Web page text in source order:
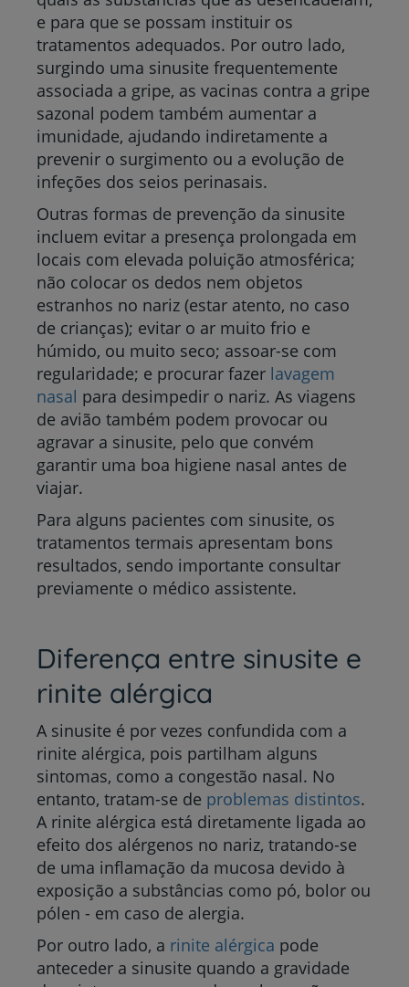
e para que se possam instituir os
tratamentos adequados. Por outro lado,
surgindo uma sinusite frequentemente
associada a gripe, as vacinas contra a gripe
sazonal podem também aumentar a
imunidade, ajudando indiretamente a
prevenir o surgimento ou a evolução de
infeções dos seios perinasais.
Outras formas de prevenção da sinusite
incluem evitar a presença prolongada em
locais com elevada poluição atmosférica;
não colocar os dedos nem objetos
estranhos no nariz (estar atento, no caso
de crianças); evitar o ar muito frio e
húmido, ou muito seco; assoar-se com
regularidade; e procurar fazer lavagem
nasal para desimpedir o nariz. As viagens
de avião também podem provocar ou
agravar a sinusite, pelo que convém
garantir uma boa higiene nasal antes de
viajar.
Para alguns pacientes com sinusite, os
tratamentos termais apresentam bons
resultados, sendo importante consultar
previamente o médico assistente.
Diferença entre sinusite e
rinite alérgica
A sinusite é por vezes confundida com a
rinite alérgica, pois partilham alguns
sintomas, como a congestão nasal. No
entanto, tratam-se de problemas distintos.
A rinite alérgica está diretamente ligada ao
efeito dos alérgenos no nariz, tratando-se
de uma inflamação da mucosa devido à
exposição a substâncias como pó, bolor ou
pólen - em caso de alergia.
Por outro lado, a rinite alérgica pode
anteceder a sinusite quando a gravidade